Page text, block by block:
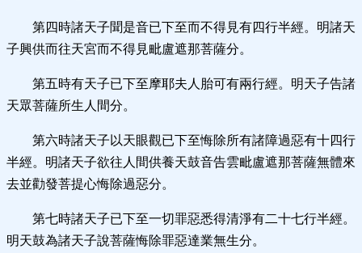
第四時諸天子聞是音已下至而不得見有四行半經。明諸天
子興供而往天宮而不得見毗盧遮那菩薩分。
第五時有天子已下至摩耶夫人胎可有兩行經。明天子告諸
天眾菩薩所生人間分。
第六時諸天子以天眼觀已下至悔除所有諸障過惡有十四行
半經。明諸天子欲往人間供養天鼓音告雲毗盧遮那菩薩無體來
去並勸發菩提心悔除過惡分。
第七時諸天子已下至一切罪惡悉得清淨有二十七行半經。
明天鼓為諸天子說菩薩悔除罪惡達業無生分。